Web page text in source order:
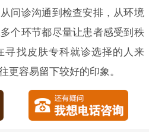
问诊沟通到检查安排，从环境
个环节都尽量让患者感受到秩
寻找皮肤专科就诊选择的人来
更容易留下较好的印象。